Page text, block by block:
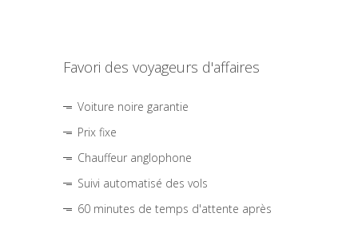
Favori des voyageurs d'affaires
Voiture noire garantie
Prix fixe
Chauffeur anglophone
Suivi automatisé des vols
60 minutes de temps d'attente après